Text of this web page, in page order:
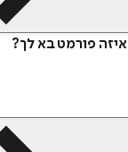
איזה פורמט בא לך?